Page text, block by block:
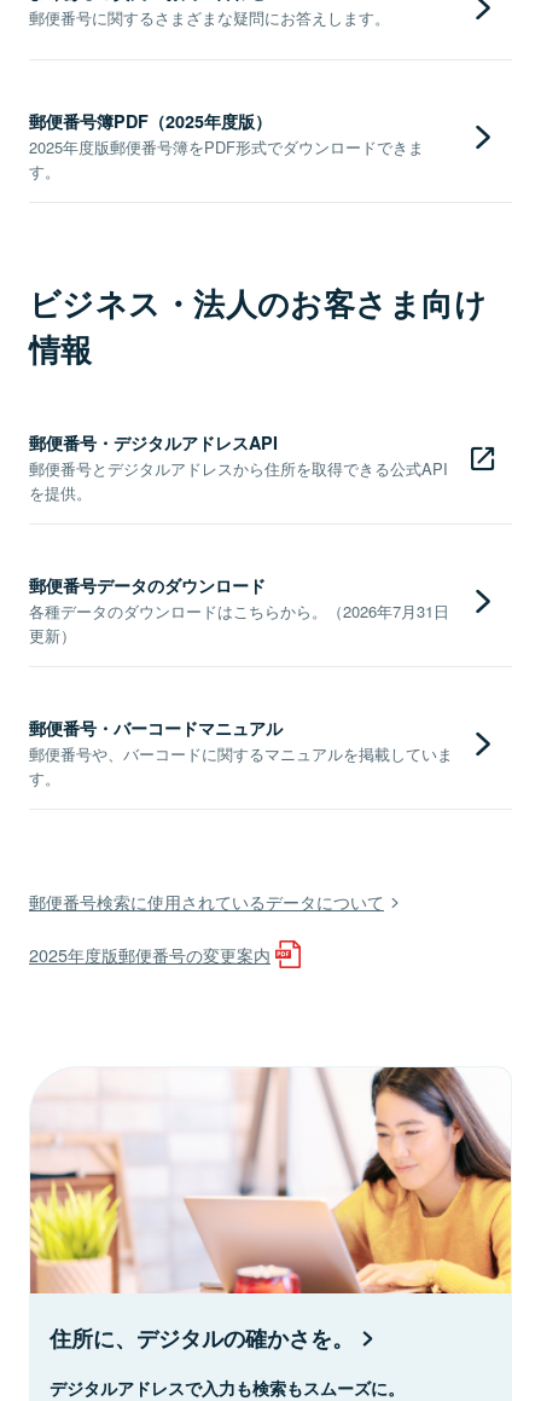
郵便番号に関するさまざまな疑問にお答えします。
郵便番号簿PDF（2025年度版）
2025年度版郵便番号簿をPDF形式でダウンロードできま
す。
ビジネス・法人のお客さま向け
情報
郵便番号・デジタルアドレスAPI
郵便番号とデジタルアドレスから住所を取得できる公式API
を提供。
郵便番号データのダウンロード
各種データのダウンロードはこちらから。（2026年7月31日
更新）
郵便番号・バーコードマニュアル
郵便番号や、バーコードに関するマニュアルを掲載していま
す。
郵便番号検索に使用されているデータについて
2025年度版郵便番号の変更案内
住所に、デジタルの確かさを。
デジタルアドレスで入力も検索もスムーズに。